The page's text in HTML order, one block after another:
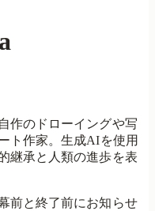
作のドローイングや写
ト作家。生成AIを使用
継承と人類の進歩を表
前と終了前にお知らせ